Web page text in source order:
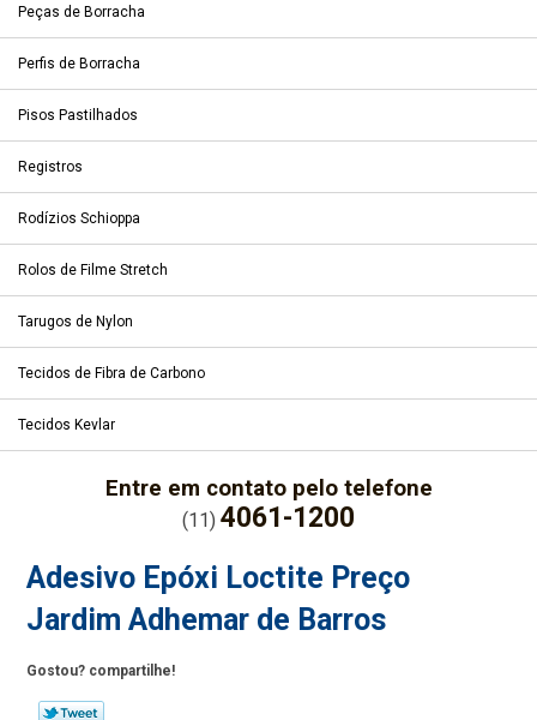
Peças de Borracha
Perfis de Borracha
Pisos Pastilhados
Registros
Rodízios Schioppa
Rolos de Filme Stretch
Tarugos de Nylon
Tecidos de Fibra de Carbono
Tecidos Kevlar
Entre em contato pelo telefone
(11) 4061-1200
Adesivo Epóxi Loctite Preço
Jardim Adhemar de Barros
Gostou? compartilhe!